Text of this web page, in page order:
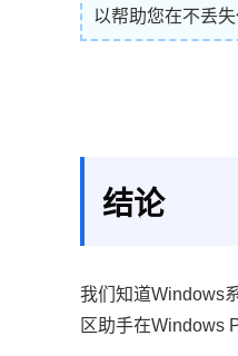
以帮助您在不丢
结论
我们知道Windows
区助手在Windows